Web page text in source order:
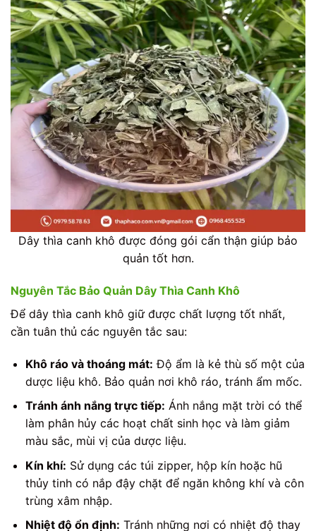
Dây thìa canh khô được đóng gói cẩn thận giúp bảo
quản tốt hơn.
Nguyên Tắc Bảo Quản Dây Thìa Canh Khô
Để dây thìa canh khô giữ được chất lượng tốt nhất,
cần tuân thủ các nguyên tắc sau:
Khô ráo và thoáng mát: Độ ẩm là kẻ thù số một của
dược liệu khô. Bảo quản nơi khô ráo, tránh ẩm mốc.
Tránh ánh nắng trực tiếp: Ánh nắng mặt trời có thể
làm phân hủy các hoạt chất sinh học và làm giảm
màu sắc, mùi vị của dược liệu.
Kín khí: Sử dụng các túi zipper, hộp kín hoặc hũ
thủy tinh có nắp đậy chặt để ngăn không khí và côn
trùng xâm nhập.
Nhiệt độ ổn định: Tránh những nơi có nhiệt độ thay